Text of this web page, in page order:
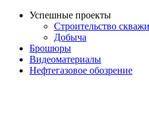
Успешные проекты
Строительство
Добыча
Брошюры
Видеоматериалы
Нефтегазовое обозрение